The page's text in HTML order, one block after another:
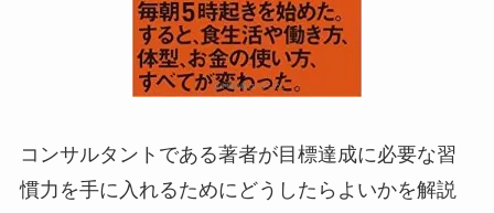
コンサルタントである著者が目標達成に必要な習
慣力を手に入れるためにどうしたらよいかを解説